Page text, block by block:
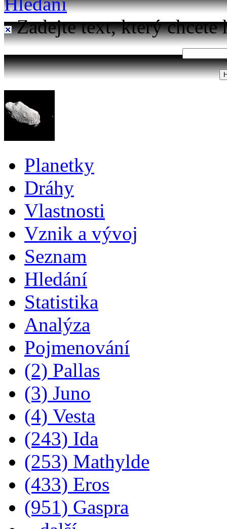
Zadejte text, který chcete
Planetky
Dráhy
Vlastnosti
Vznik a vývoj
Seznam
Hledání
Statistika
Analýza
Pojmenování
(2) Pallas
(3) Juno
(4) Vesta
(243) Ida
(253) Mathylde
(433) Eros
(951) Gaspra